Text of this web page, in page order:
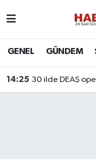
GENEL GÜNDEM
14:25 30 ilde DEAŞ
Nöbetçi